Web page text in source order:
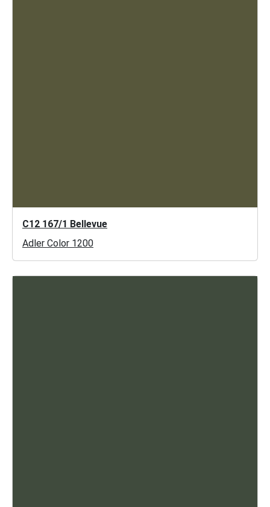
C12 167/1 Bellevue
Adler Color 1200